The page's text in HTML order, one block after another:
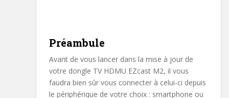
Préambule
Avant de vous lancer dans la mise à jour de
votre dongle TV HDMU EZcast M2, il vous
faudra bien sûr vous connecter à celui-ci depuis
le périphérique de votre choix : smartphone ou